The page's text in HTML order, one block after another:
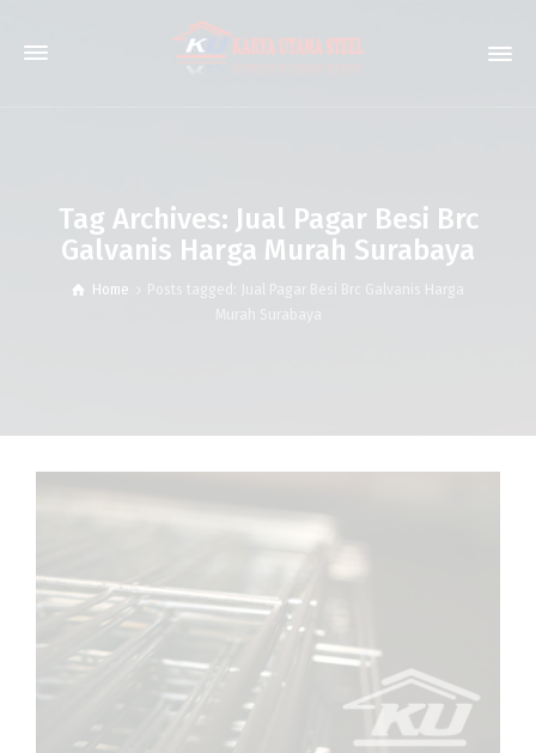
Tag Archives: Jual Pagar Besi Brc
Galvanis Harga Murah Surabaya
Home
Posts tagged: Jual Pagar Besi Brc Galvanis Harga
Murah Surabaya